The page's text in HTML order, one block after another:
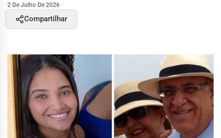
2 De Julho De 2026
Compartilhar